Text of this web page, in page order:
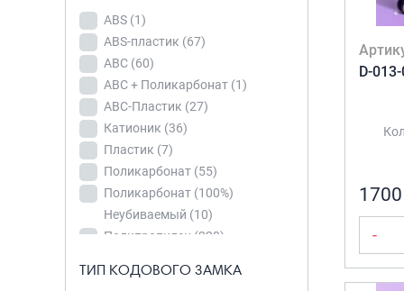
Катионик
Поликарбонат
Поликарбонат
(100%)
Неубиваемый
Полипропилен (220)
Полиэстер (120)
Полиэстер +
Полиэстер(820)-
ТИП КОДОВОГО
ЗАМКА
Встроенный
замок (49)
Встроенный
кодовый
замок (639)
Встроенный
кодовый замок
(10)
УВЕЛИЧЕНИЕ
ABS (1)
ABS-пластик (67)
АВС (60)
АВС + Поликарбонат (1)
АВС-Пластик (27)
Катионик (36)
Пластик (7)
Поликарбонат (55)
Поликарбонат (100%)
Неубиваемый (10)
Полипропилен (220)
Полиэстер + Нейлон (4)
ТИП КОДОВОГО ЗАМКА
D-
-